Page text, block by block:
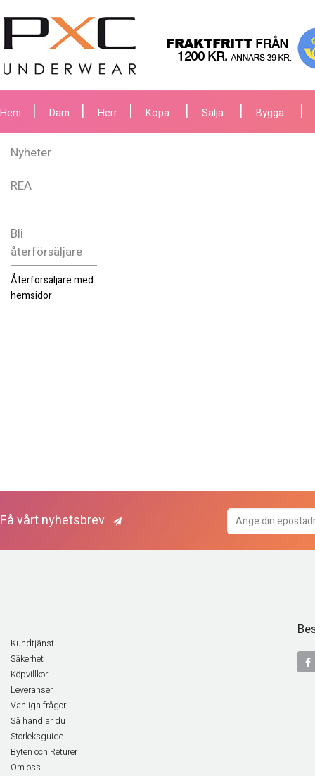
Hem Dam Herr Köpa.. Sälja.. Bygga..
Nyheter
REA
Bli
återförsäljare
Återförsäljare med
hemsidor
Få vårt nyhetsbrev
Kundtjänst
Säkerhet
Köpvillkor
Leveranser
Vanliga frågor
Så handlar du
Storleksguide
Byten och Returer
Om oss